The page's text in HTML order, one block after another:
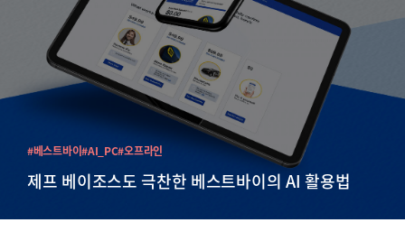
제프 베이조스도 극찬한 베스트바이의 AI 활용법
#베스트바이#AI_PC#오프라인